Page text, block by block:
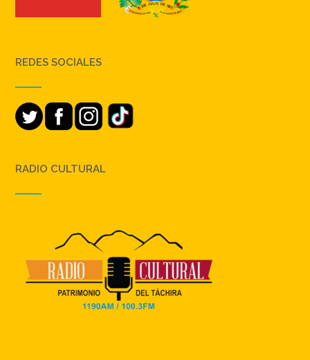
REDES SOCIALES
RADIO CULTURAL